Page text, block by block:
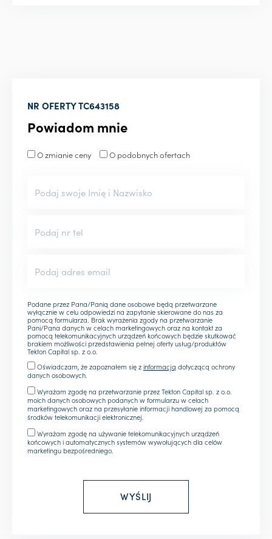
NR OFERTYTC643158
Powiadom mnie
O zmianie ceny O podobnych ofertach
Podane przez Pana/Panią dane osobowe będą przetwarzane
wyłącznie w celu odpowiedzi na zapytanie skierowane do nas za
pomocą formularza. Brak wyrażenia zgody na przetwarzanie
Pani/Pana danych w celach marketingowych oraz na kontakt za
pomocą telekomunikacyjnych urządzeń końcowych będzie skutkować
brakiem możliwości przedstawienia pełnej oferty usług/produktów
Tekton Capital sp. z o.o.
Oświadczam, że zapoznałem się zinformacją dotyczącą ochrony
danych osobowych.
Wyrażam zgodę na przetwarzanie przez Tekton Capital sp. z o.o.
moich danych osobowych podanych w formularzu w celach
marketingowych oraz na przesyłanie informacji handlowej za pomocą
środków telekomunikacji elektronicznej.
Wyrażam zgodę na używanie telekomunikacyjnych urządzeń
końcowych i automatycznych systemów wywołujących dla celów
marketingu bezpośredniego.